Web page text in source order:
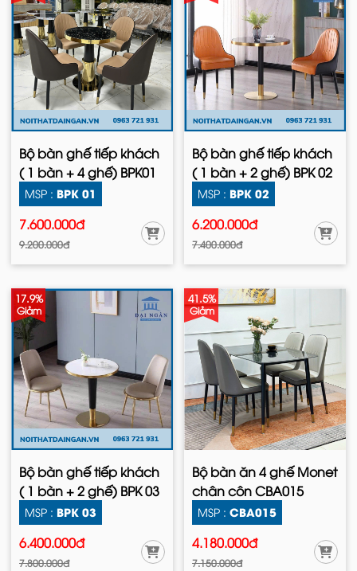
Bộ bàn ghế tiếp khách
( 1 bàn + 4 ghế) BPK01
MSP : BPK 01
7.600.000đ
9.200.000đ
Bộ bàn ghế tiếp khách
( 1 bàn + 2 ghế) BPK 02
MSP : BPK 02
6.200.000đ
7.400.000đ
17.9%
Giảm
Bộ bàn ghế tiếp khách
( 1 bàn + 2 ghế) BPK 03
MSP : BPK 03
6.400.000đ
7.800.000đ
41.5%
Giảm
Bộ bàn ăn 4 ghế Monet
chân côn CBA015
MSP : CBA015
4.180.000đ
7.150.000đ